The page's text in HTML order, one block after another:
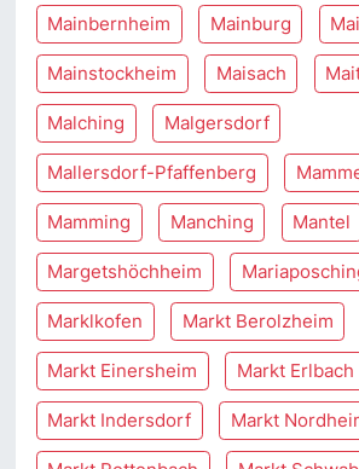
Mainbernheim Mainburg
Mainstockheim Maisach
Malching Malgersdorf
Mallersdorf-Pfaffenberg
Mamming Manching Mantel
Margetshöchheim
Marklkofen Markt Berolzheim
Markt Einersheim Markt Erlbach
Markt Indersdorf Markt